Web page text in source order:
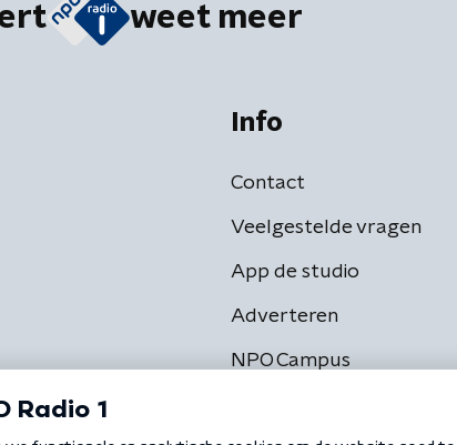
weet meer
Info
Contact
Veelgestelde vragen
App de studio
Adverteren
NPO Campus